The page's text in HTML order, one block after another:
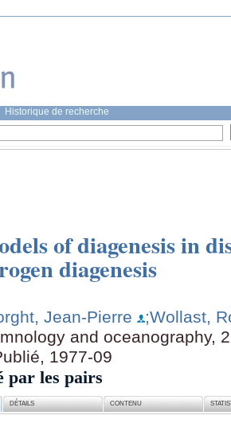
Historique de recherche
of diagenesis in
diagenesis
Jean-Pierre
;Wollast,
and oceanography,
1977-09
par les pairs
DÉTAILS CONTENU